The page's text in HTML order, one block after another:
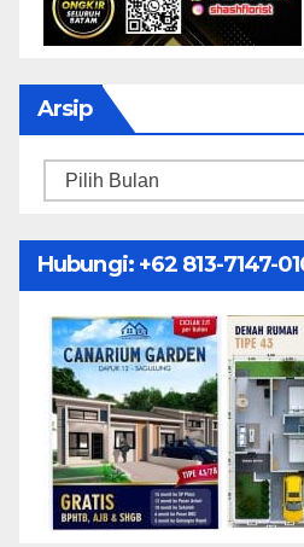
Arsip
Arsip
Hubungi: ‪+62 813-7147-